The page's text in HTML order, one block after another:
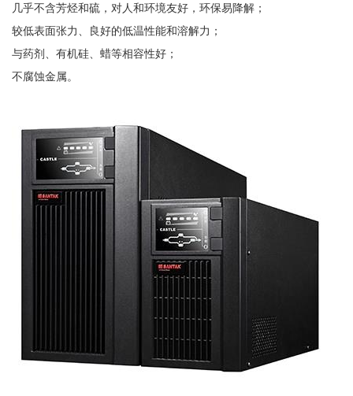
几乎不含芳烃和硫，对人和环境友好，环保易降解；
较低表面张力、良好的低温性能和溶解力；
与药剂、有机硅、蜡等相容性好；
不腐蚀金属。